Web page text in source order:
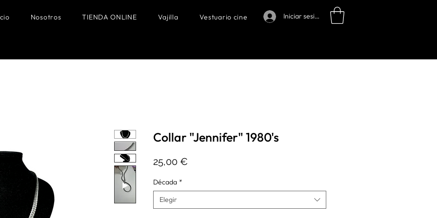
Nosotros TIENDA ONLINE Vajilla Vestuario cine Iniciar sesión
Collar "Jennifer" 1980's
25,00 €
Década *
Elegir